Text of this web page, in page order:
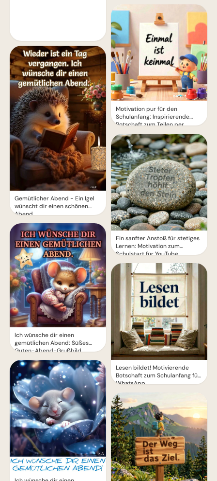
Gemütlicher Abend - Ein Igel
wünscht dir einen schönen
Abend
Ich wünsche dir einen
gemütlichen Abend: Süßes
Guten-Abend-Grußbild
Motivation pur für den
Schulanfang: Inspirierende
Botschaft zum Teilen per
WhatsApp!
Ein sanfter Anstoß für stetiges
Lernen: Motivation zum
Schulstart für YouTube.
Lesen bildet! Motivierende
Botschaft zum Schulanfang für
WhatsApp